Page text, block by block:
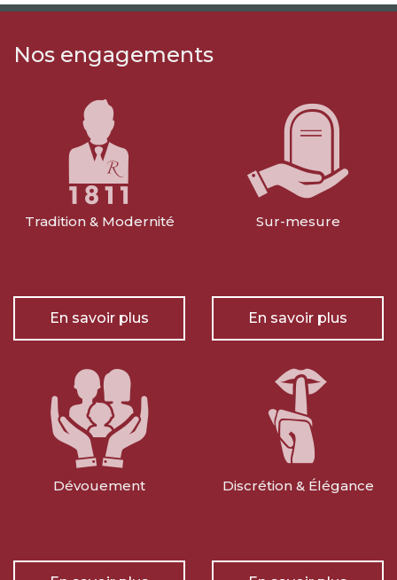
Nos engagements
Tradition & Modernité
En savoir plus
Sur-mesure
En savoir plus
Dévouement Discrétion & Élégance